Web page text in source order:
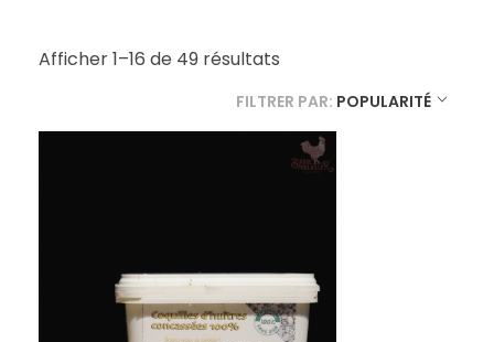
Afficher 1–16 de 49 résultats
FILTRER PAR: POPULARITÉ